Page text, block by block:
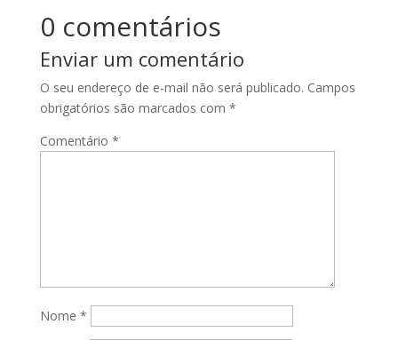
0 comentários
Enviar um comentário
O seu endereço de e-mail não será publicado. Campos
obrigatórios são marcados com *
Comentário *
Nome *